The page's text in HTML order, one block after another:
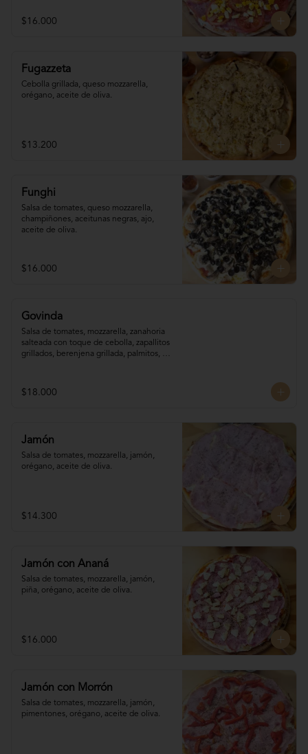
$16.000
Fugazzeta
Cebolla grillada, queso mozzarella,
orégano, aceite de oliva.
$13.200
Funghi
Salsa de tomates, queso mozzarella,
champiñones, aceitunas negras, ajo,
aceite de oliva.
$16.000
Govinda
Salsa de tomates, mozzarella, zanahoria
salteada con toque de cebolla, zapallitos
grillados, berenjena grillada, palmitos,
$18.000
Jamón
Salsa de tomates, mozzarella, jamón,
orégano, aceite de oliva.
$14.300
Jamón con Ananá
Salsa de tomates, mozzarella, jamón,
piña, orégano, aceite de oliva.
$16.000
Jamón con Morrón
Salsa de tomates, mozzarella, jamón,
pimentones, orégano, aceite de oliva.